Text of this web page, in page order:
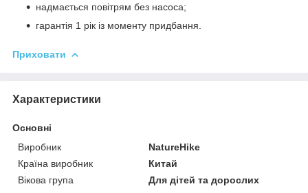
надмається повітрям без насоса;
гарантія 1 рік із моменту придбання.
Приховати
Характеристики
Основні
Виробник
NatureHike
Країна виробник
Китай
Вікова група
Для дітей та дорослих